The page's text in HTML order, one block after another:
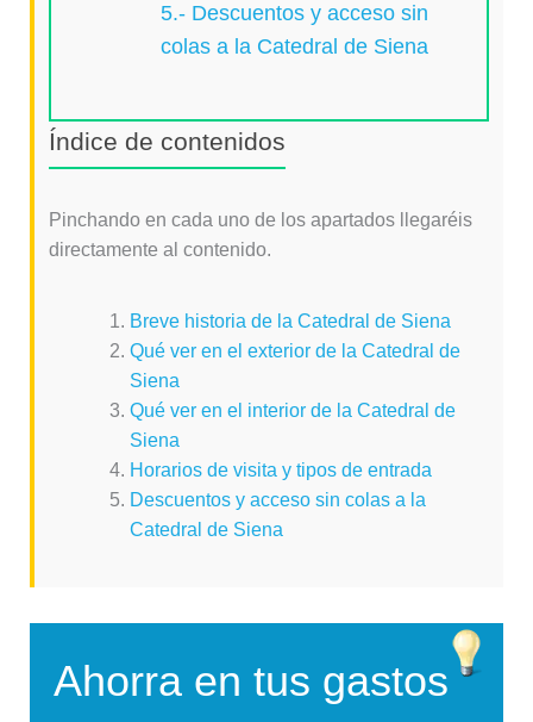
5.- Descuentos y acceso sin
colas a la Catedral de Siena
Índice de contenidos
Pinchando en cada uno de los apartados llegaréis
directamente al contenido.
Breve historia de la Catedral de Siena
Qué ver en el exterior de la Catedral de
Siena
Qué ver en el interior de la Catedral de
Siena
Horarios de visita y tipos de entrada
Descuentos y acceso sin colas a la
Catedral de Siena
Ahorra en tus gastos